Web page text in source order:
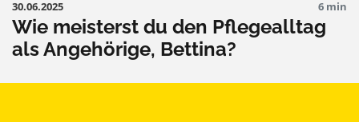
30.06.2025 6 min
Wie meisterst du den Pflegealltag
als Angehörige, Bettina?